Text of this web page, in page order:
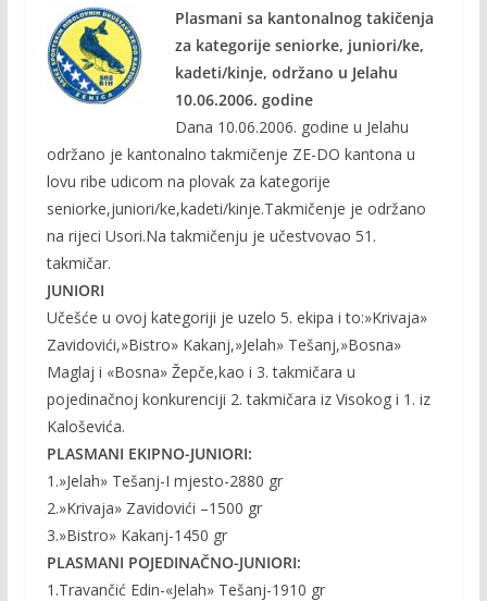
e
b
o
o
k
itt
er
ai
l
p
y
Li
n
k
Plasmani sa kantonalnog takičenja
za kategorije seniorke, juniori/ke,
kadeti/kinje, održano u Jelahu
10.06.2006. godine
Dana 10.06.2006. godine u Jelahu
održano je kantonalno takmičenje ZE-DO kantona u
lovu ribe udicom na plovak za kategorije
seniorke,juniori/ke,kadeti/kinje.Takmičenje je održano
na rijeci Usori.Na takmičenju je učestvovao 51.
takmičar.
JUNIORI
Učešće u ovoj kategoriji je uzelo 5. ekipa i to:»Krivaja»
Zavidovići,»Bistro» Kakanj,»Jelah» Tešanj,»Bosna»
Maglaj i «Bosna» Žepče,kao i 3. takmičara u
pojedinačnoj konkurenciji 2. takmičara iz Visokog i 1. iz
Kaloševića.
PLASMANI EKIPNO-JUNIORI:
1.»Jelah» Tešanj-I mjesto-2880 gr
2.»Krivaja» Zavidovići –1500 gr
3.»Bistro» Kakanj-1450 gr
PLASMANI POJEDINAČNO-JUNIORI:
1.Travančić Edin-«Jelah» Tešanj-1910 gr